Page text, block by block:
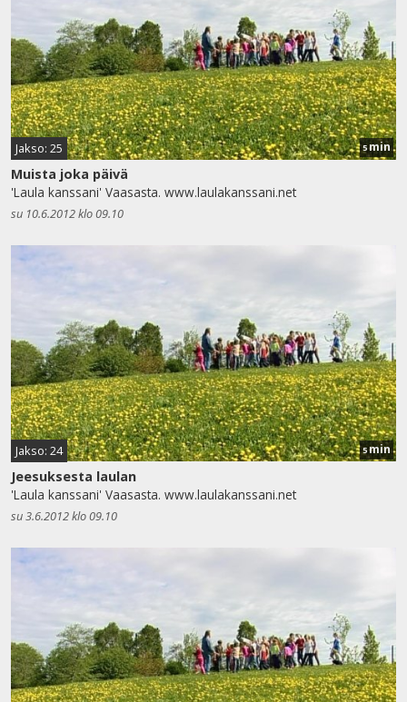
Jakso: 25 5min
Muista joka päivä
'Laula kanssani' Vaasasta. www.laulakanssani.net
su 10.6.2012 klo 09.10
Jakso: 24 5min
Jeesuksesta laulan
'Laula kanssani' Vaasasta. www.laulakanssani.net
su 3.6.2012 klo 09.10